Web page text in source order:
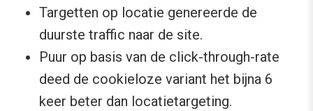
Targetten op locatie genereerde de
duurste traffic naar de site.
Puur op basis van de click-through-rate
deed de cookieloze variant het bijna 6
keer beter dan locatietargeting.